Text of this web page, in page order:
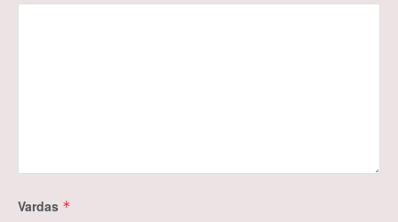
Vardas *